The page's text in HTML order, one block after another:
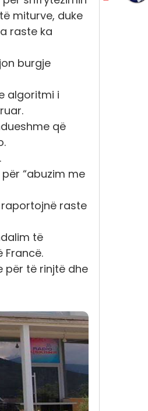
miturve, duke
raste ka
burgje
algoritmi i
që
“abuzim me
raste
të
Francë.
për të rinjtë dhe